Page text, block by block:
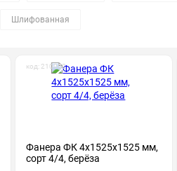
Шлифованная
код: 210002
Фанера ФК 4х1525х1525 мм,
сорт 4/4, берёза